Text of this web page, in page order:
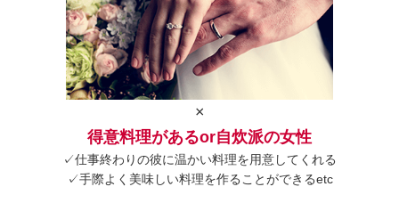
×
得意料理があるor自炊派の女性
✓仕事終わりの彼に温かい料理を用意してくれる
✓手際よく美味しい料理を作ることができるetc